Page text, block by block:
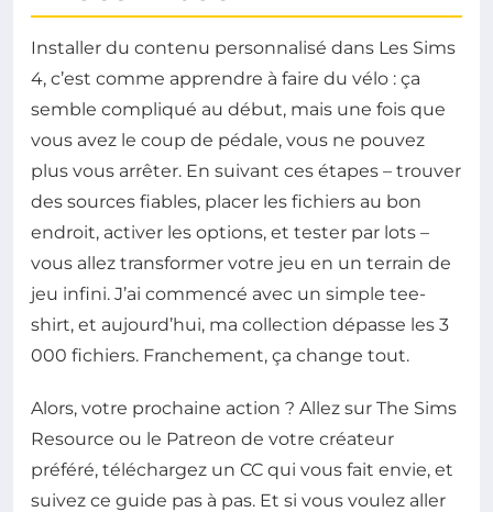
Installer du contenu personnalisé dans Les Sims
4, c’est comme apprendre à faire du vélo : ça
semble compliqué au début, mais une fois que
vous avez le coup de pédale, vous ne pouvez
plus vous arrêter. En suivant ces étapes – trouver
des sources fiables, placer les fichiers au bon
endroit, activer les options, et tester par lots –
vous allez transformer votre jeu en un terrain de
jeu infini. J’ai commencé avec un simple tee-
shirt, et aujourd’hui, ma collection dépasse les 3
000 fichiers. Franchement, ça change tout.
Alors, votre prochaine action ? Allez sur The Sims
Resource ou le Patreon de votre créateur
préféré, téléchargez un CC qui vous fait envie, et
suivez ce guide pas à pas. Et si vous voulez aller